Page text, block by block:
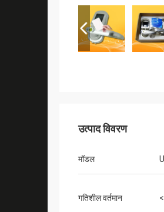
उत्पाद विवरण
मॉडल
गतिशील वर्तमान